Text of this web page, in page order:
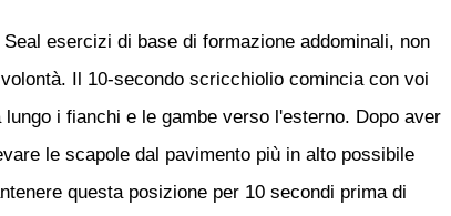
esercizi di base di formazione addominali, non
Il 10-secondo scricchiolio comincia con voi
i fianchi e le gambe verso l'esterno. Dopo aver
le scapole dal pavimento più in alto possibile
questa posizione per 10 secondi prima di